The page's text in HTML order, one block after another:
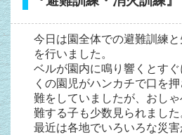
今日は園全体での避難訓練
を行いました。
ベルが園内に鳴り響くとす
くの園児がハンカチで口を
難をしていましたが、おし
難する子も少数見られました
最近は各地でいろいろな災害